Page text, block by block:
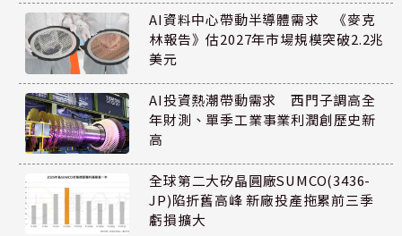
AI資料中心帶動半導體需求 《麥克
林報告》估2027年市場規模突破2.2兆
美元
AI投資熱潮帶動需求 西門子調高全
年財測、單季工業事業利潤創歷史新
高
全球第二大矽晶圓廠SUMCO(3436-
JP)陷折舊高峰 新廠投產拖累前三季
虧損擴大